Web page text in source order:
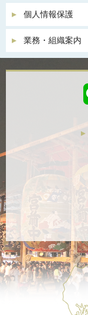
個人情報保護
業務・組織案内